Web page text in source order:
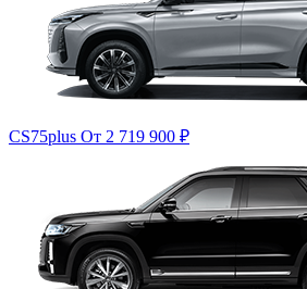
CS75plus От 2 719 900 ₽